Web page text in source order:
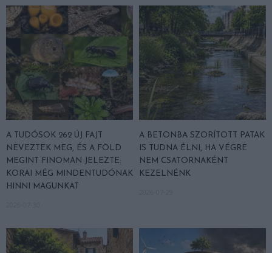
A TUDÓSOK 262 ÚJ FAJT
NEVEZTEK MEG, ÉS A FÖLD
MEGINT FINOMAN JELEZTE:
KORAI MÉG MINDENTUDÓNAK
HINNI MAGUNKAT
A BETONBA SZORÍTOTT PATAK
IS TUDNA ÉLNI, HA VÉGRE
NEM CSATORNAKÉNT
KEZELNÉNK